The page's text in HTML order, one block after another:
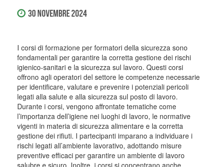
30 Novembre 2024
I corsi di formazione per formatori della sicurezza sono
fondamentali per garantire la corretta gestione dei rischi
igienico-sanitari e la sicurezza sul lavoro. Questi corsi
offrono agli operatori del settore le competenze necessarie
per identificare, valutare e prevenire i potenziali pericoli
legati alla salute e alla sicurezza sul posto di lavoro.
Durante i corsi, vengono affrontate tematiche come
l’importanza dell’igiene nei luoghi di lavoro, le normative
vigenti in materia di sicurezza alimentare e la corretta
gestione dei rifiuti. I partecipanti imparano a individuare i
rischi legati all’ambiente lavorativo, adottando misure
preventive efficaci per garantire un ambiente di lavoro
salubre e sicuro. Inoltre, i corsi si concentrano anche